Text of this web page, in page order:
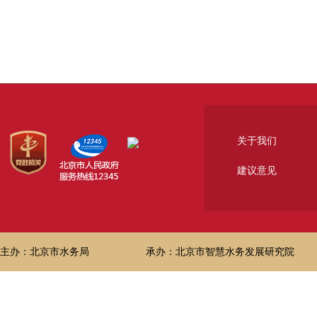
关于我们
建议意见
主办：北京市水务局 承办：北京市智慧水务发展研究院